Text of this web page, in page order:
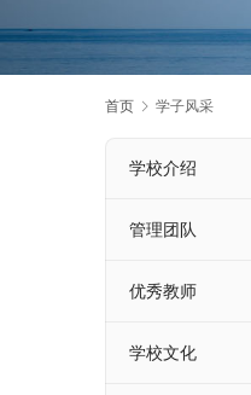
首页 学子风采
学校介绍
管理团队
优秀教师
学校文化